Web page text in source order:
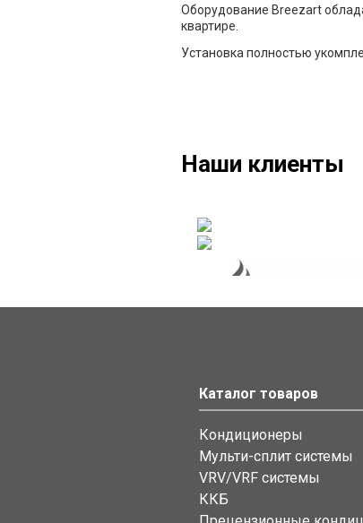
Оборудование Breezart
квартире.
Установка полностью
Наши клиенты
Каталог товаров
Кондиционеры
Мульти-сплит системы
VRV/VRF системы
ККБ